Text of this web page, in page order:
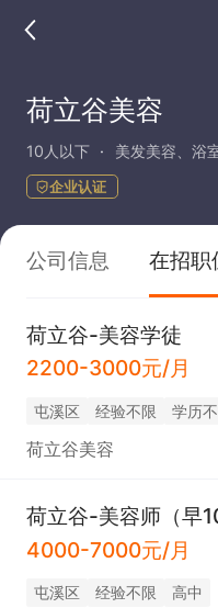
荷立谷美容
10人以下 美发美容、浴
企业认证
公司信息 在招职
荷立谷-美容学徒
2200-3000元/月
屯溪区 经验不限 学历
荷立谷美容
荷立谷-美容师（早
4000-7000元/月
屯溪区 经验不限 高中